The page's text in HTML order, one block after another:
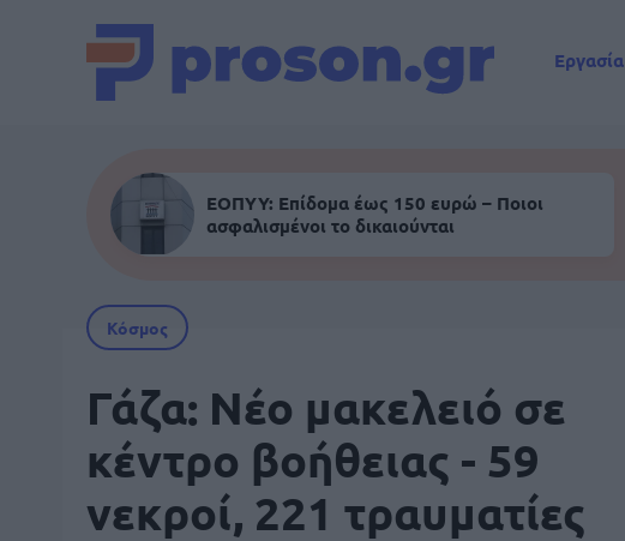
Εργασία
ΕΟΠΥΥ: Επίδομα έως 150 ευρώ – Ποιοι
ασφαλισμένοι το δικαιούνται
Κόσμος
Γάζα: Νέο μακελειό σε
κέντρο βοήθειας - 59
νεκροί, 221 τραυματίες